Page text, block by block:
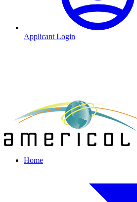
Applicant Login
Home